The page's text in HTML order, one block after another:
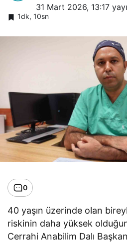
31 Mart 2026, 13:17
1dk, 10sn
0
40 yaşın üzerinde olan
riskinin daha yüksek
Cerrahi Anabilim Dalı